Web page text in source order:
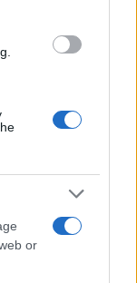
or